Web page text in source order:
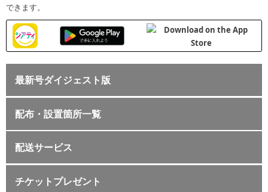
できます。
最新号ダイジェスト版
配布・設置箇所一覧
配送サービス
チケットプレゼント